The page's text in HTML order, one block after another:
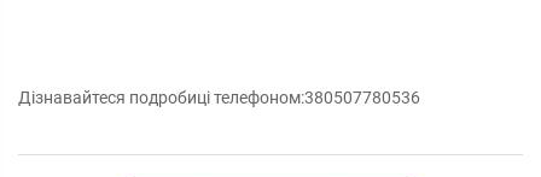
Дізнавайтеся подробиці телефоном:380507780536